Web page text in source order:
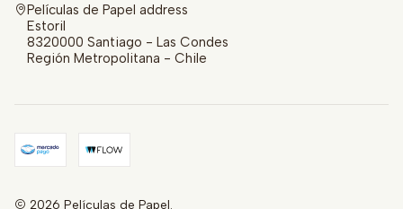
Películas de Papel address
Estoril
8320000 Santiago - Las Condes
Región Metropolitana - Chile
2026 Películas de Papel.